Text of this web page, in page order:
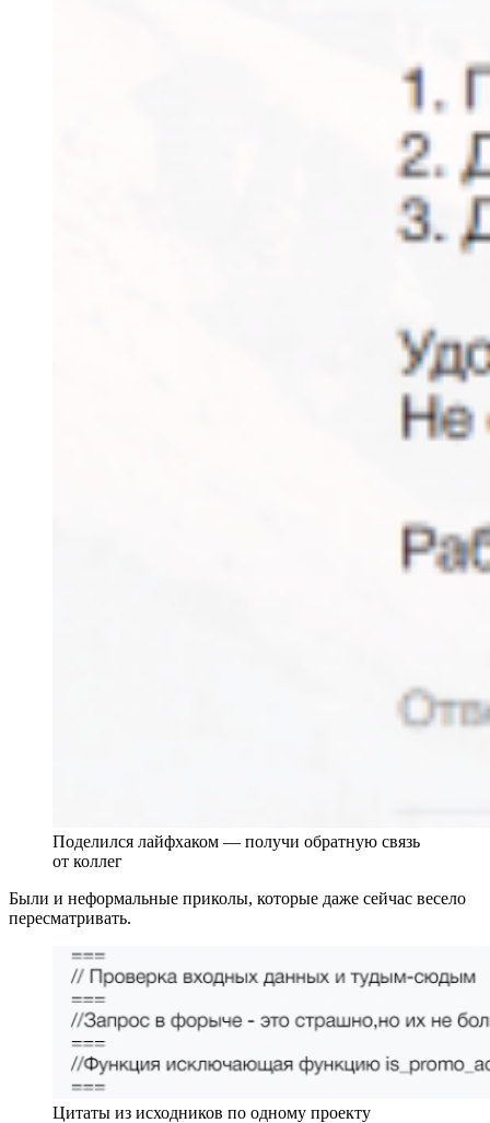
Поделился лайфхаком — получи обратную связь
от коллег
Были и неформальные приколы, которые даже сейчас весело
пересматривать.
Цитаты из исходников по одному проекту